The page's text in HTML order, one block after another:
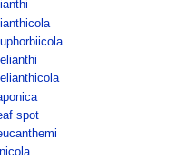
spot